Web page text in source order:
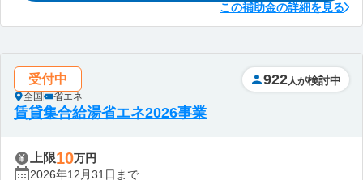
この補助金の詳細を見る
受付中
全国 省エネ
922 人が検討中
賃貸集合給湯省エネ2026事業
上限10万円
2026年12月31日まで